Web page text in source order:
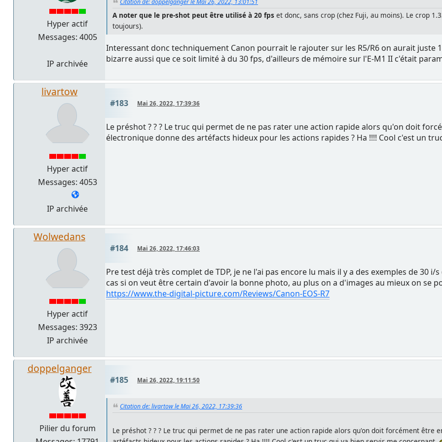
Hyper actif
Messages: 4005
IP archivée
Citation de: doppelganger le Mai 26, 2022, 13:01:51
A noter que le pre-shot peut être utilisé à 20 fps et donc, sans crop (chez Fuji, au moins). Le crop
toujours).
Interessant donc techniquement Canon pourrait le rajouter sur les R5/R6 on aurait juste
bizarre aussi que ce soit limité à du 30 fps, d'ailleurs de mémoire sur l'E-M1 II c'était
livartow
Hyper actif
Messages: 4053
IP archivée
#183 Mai 26, 2022, 17:39:36
Le préshot ? ? ? Le truc qui permet de ne pas rater une action rapide alors qu'on doit
électronique donne des artéfacts hideux pour les actions rapides ? Ha !!!! Cool c'est un
Wolwedans
Hyper actif
Messages: 3923
IP archivée
#184 Mai 26, 2022, 17:46:03
Pre test déjà très complet de TDP, je ne l'ai pas encore lu mais il y a des exemples de 30
cas si on veut être certain d'avoir la bonne photo, au plus on a d'images au mieux on se
https://www.the-digital-picture.com/Reviews/Canon-EOS-R7
doppelganger
Pilier du forum
#185 Mai 26, 2022, 19:11:50
Citation de: livartow le Mai 26, 2022, 17:39:36
Le préshot ? ? ? Le truc qui permet de ne pas rater une action rapide alors qu'on doit forcément être